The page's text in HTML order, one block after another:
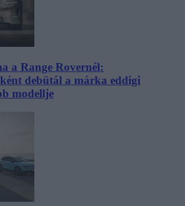
a Range Rovernél:
debütál a márka eddigi
modellje